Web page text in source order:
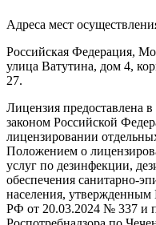
Адреса мест
Российская Федерация,
улица Ватутина, дом 4,
27.
Лицензия предоставлена
законом Российской
лицензировании
Положением о
услуг по дезинфекции,
обеспечения санитарно-
населения, утвержденным
РФ от 20.03.2024 № 337 и